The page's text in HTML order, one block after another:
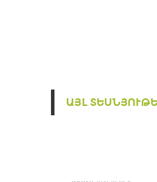
ԱՅԼ